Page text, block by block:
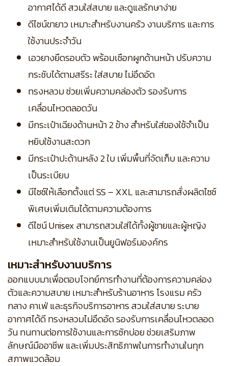
อากาศได้ดี สวมใส่สบาย และดูแลรักษาง่าย
ดีไซน์ขายาว เหมาะสำหรับงานครัว งานบริการ และการ
ใช้งานประจำวัน
เอวยางยืดรอบตัว พร้อมเชือกผูกด้านหน้า ปรับความ
กระชับได้ตามสรีระ ใส่สบาย ไม่อึดอัด
ทรงหลวม ช่วยเพิ่มความคล่องตัว รองรับการ
เคลื่อนไหวตลอดวัน
มีกระเป๋าเฉียงด้านหน้า 2 ข้าง สำหรับใส่ของใช้จำเป็น
หยิบใช้งานสะดวก
มีกระเป๋าปะด้านหลัง 2 ใบ เพิ่มพื้นที่จัดเก็บ และความ
เป็นระเบียบ
มีไซซ์ให้เลือกตั้งแต่ SS – XXL และสามารถสั่งผลิตไซซ์
พิเศษเพิ่มเติมได้ตามความต้องการ
ดีไซน์ Unisex สามารถสวมใส่ได้ทั้งผู้ชายและผู้หญิง
เหมาะสำหรับใช้งานเป็นยูนิฟอร์มองค์กร
เหมาะสำหรับงานบริการ
ออกแบบมาเพื่อตอบโจทย์การทำงานที่ต้องการความคล่อง
ตัวและความสบาย เหมาะสำหรับร้านอาหาร โรงแรม ครัว
กลาง คาเฟ่ และธุรกิจบริการอาหาร สวมใส่สบาย ระบาย
อากาศได้ดี ทรงหลวมไม่อึดอัด รองรับการเคลื่อนไหวตลอด
วัน ทนทานต่อการใช้งานและการซักบ่อย ช่วยเสริมภาพ
ลักษณ์มืออาชีพ และเพิ่มประสิทธิภาพในการทำงานในทุก
สภาพแวดล้อม